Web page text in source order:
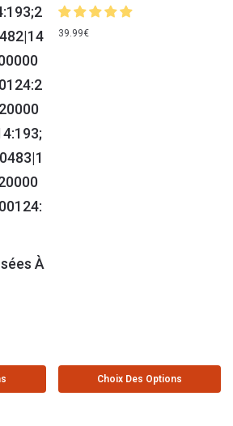
À
39.99€
Choix Des Options